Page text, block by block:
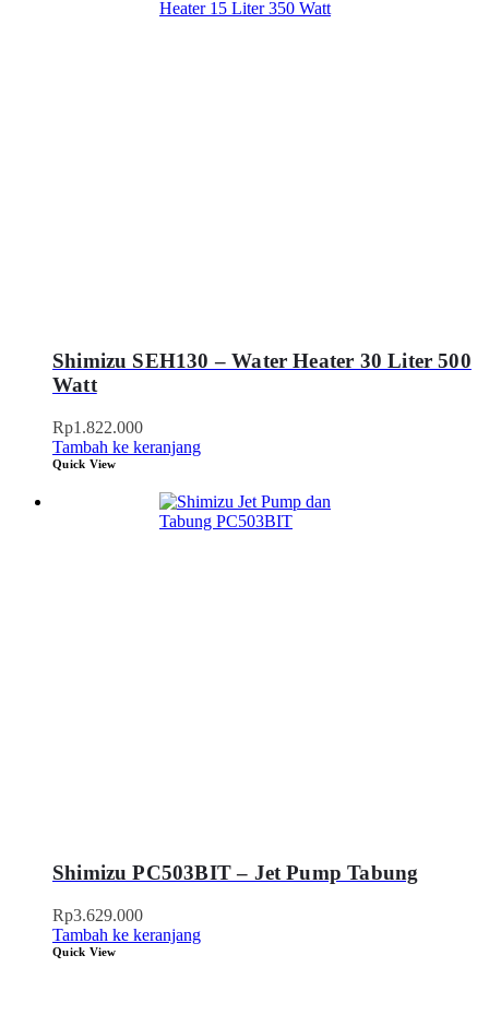
Shimizu SEH130 – Water Heater 30 Liter 500
Watt
Rp1.822.000
Tambah ke keranjang
Quick View
Shimizu PC503BIT – Jet Pump Tabung
Rp3.629.000
Tambah ke keranjang
Quick View